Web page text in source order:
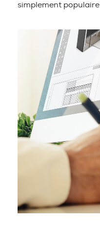
simplement populaire.